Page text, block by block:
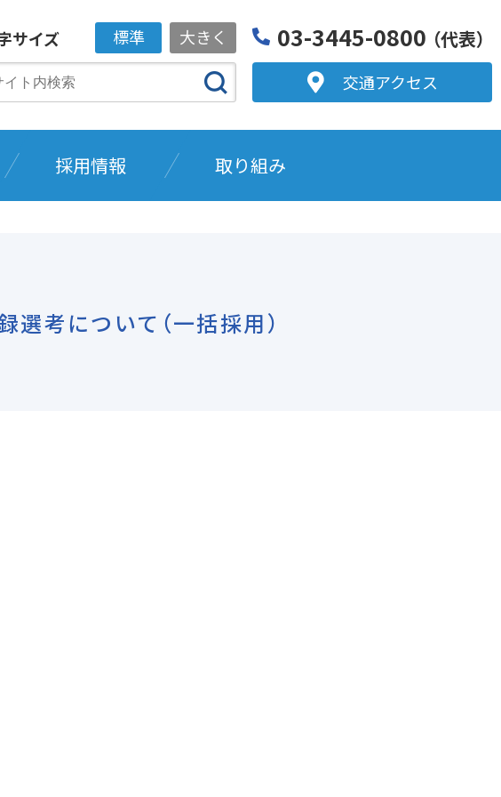
サイズ 標準 大きく 03-3445-0800 （代表）
交通アクセス
採用情報 取り組み
考について（一括採用）